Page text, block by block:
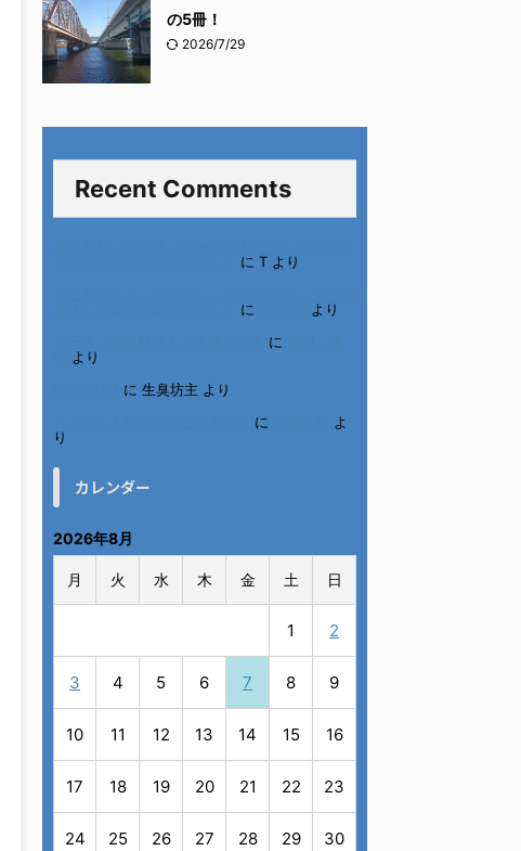
の5冊！
2026/7/29
Recent Comments
に T より
に
より
に
より
に 生臭坊主 より
に
よ
り
カレンダー
2026年8月
月 火 水 木 金 土 日
1 2
3 4 5 6 7 8 9
10 11 12 13 14 15 16
17 18 19 20 21 22 23
24 25 26 27 28 29 30